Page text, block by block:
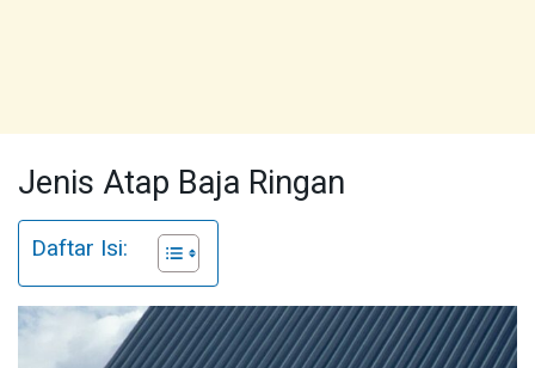
Jenis Atap Baja Ringan
Daftar Isi: